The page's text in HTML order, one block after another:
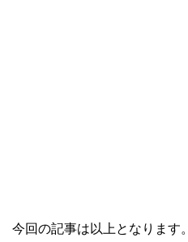
今回の記事は以上となります。